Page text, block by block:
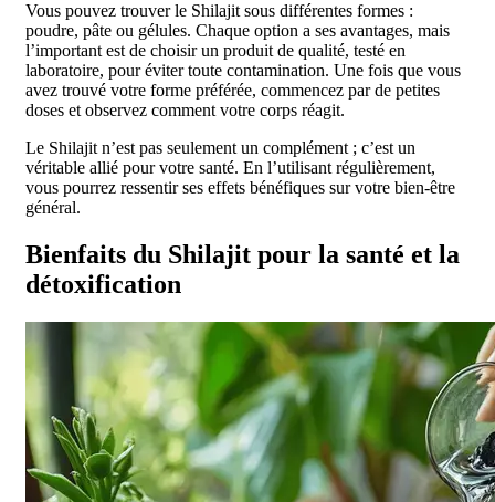
Vous pouvez trouver le Shilajit sous différentes formes :
poudre, pâte ou gélules. Chaque option a ses avantages, mais
l’important est de choisir un produit de qualité, testé en
laboratoire, pour éviter toute contamination. Une fois que vous
avez trouvé votre forme préférée, commencez par de petites
doses et observez comment votre corps réagit.
Le Shilajit n’est pas seulement un complément ; c’est un
véritable allié pour votre santé. En l’utilisant régulièrement,
vous pourrez ressentir ses effets bénéfiques sur votre bien-être
général.
Bienfaits du Shilajit pour la santé et la
détoxification